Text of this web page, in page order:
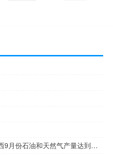
巴西国家石油局（ANP）：巴西9月份石油和天然气产量达到了466.6万桶/日